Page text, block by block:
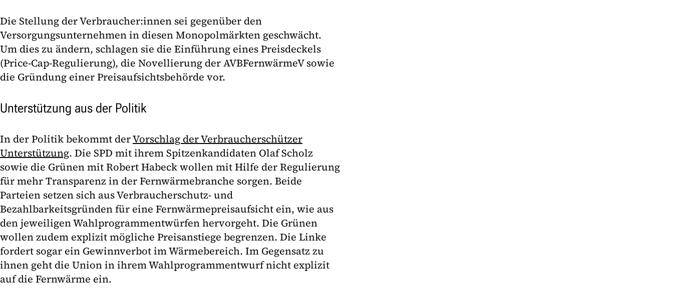
Die Stellung der Verbraucher:innen sei gegenüber den
Versorgungsunternehmen in diesen Monopolmärkten geschwächt.
Um dies zu ändern, schlagen sie die Einführung eines Preisdeckels
(Price-Cap-Regulierung), die Novellierung der AVBFernwärmeV sowie
die Gründung einer Preisaufsichtsbehörde vor.
Unterstützung aus der Politik
In der Politik bekommt derVorschlag der Verbraucherschützer
Unterstützung. Die SPD mit ihrem Spitzenkandidaten Olaf Scholz
sowie die Grünen mit Robert Habeck wollen mit Hilfe der Regulierung
für mehr Transparenz in der Fernwärmebranche sorgen. Beide
Parteien setzen sich aus Verbraucherschutz- und
Bezahlbarkeitsgründen für eine Fernwärmepreisaufsicht ein, wie aus
den jeweiligen Wahlprogrammentwürfen hervorgeht. Die Grünen
wollen zudem explizit mögliche Preisanstiege begrenzen. Die Linke
fordert sogar ein Gewinnverbot im Wärmebereich. Im Gegensatz zu
ihnen geht die Union in ihrem Wahlprogrammentwurf nicht explizit
auf die Fernwärme ein.